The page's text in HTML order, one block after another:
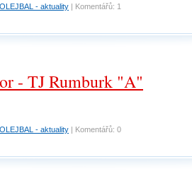
- aktuality | Komentářů: 1
- TJ Rumburk "A"
- aktuality | Komentářů: 0